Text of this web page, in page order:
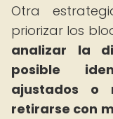
Otra
priorizar los
analizar la
posible
ajustados o
retirarse con